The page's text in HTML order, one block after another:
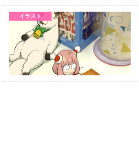
イラスト